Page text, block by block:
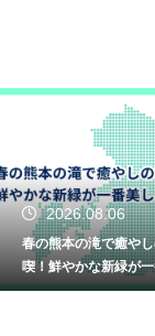
2026.08.06
熊本の登山を最後ま
喫！下り坂でも膝が
歩き方を解説